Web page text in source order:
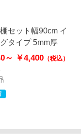
セット幅90cm イ
タイプ 5mm厚
～ ￥4,400（税込）